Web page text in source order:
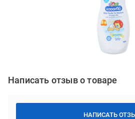
Написать отзыв о товаре
НАПИСАТЬ